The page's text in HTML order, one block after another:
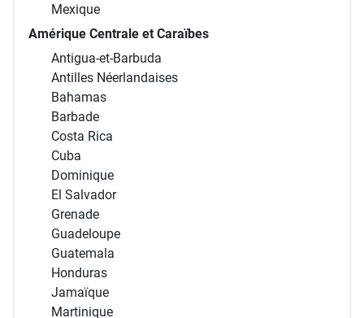
Mexique
Amérique Centrale et Caraïbes
Antigua-et-Barbuda
Antilles Néerlandaises
Bahamas
Barbade
Costa Rica
Cuba
Dominique
El Salvador
Grenade
Guadeloupe
Guatemala
Honduras
Jamaïque
Martinique